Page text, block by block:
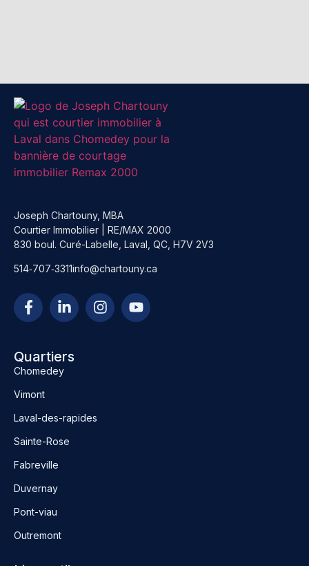
Joseph Chartouny, MBA
Courtier Immobilier | RE/MAX 2000
830 boul. Curé-Labelle, Laval, QC, H7V 2V3
514‑707‑3311info@chartouny.ca
Quartiers
Chomedey
Vimont
Laval-des-rapides
Sainte-Rose
Fabreville
Duvernay
Pont-viau
Outremont